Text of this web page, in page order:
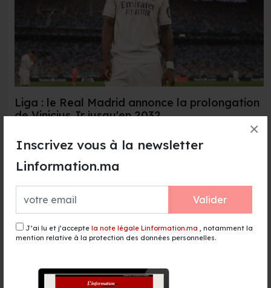
Inscrivez vous à la newsletter
Linformation.ma
Valider
J’ai lu et j’accepte la note légale Linformation.ma , notamment la
mention relative à la protection des données personnelles.
×
Liga : le Real Madrid annonce la prolongation
de Vinicius Jr jusqu'en 2032
Le Real Madrid a officialisé, jeudi, la prolongation de
contrat de l'attaquant international brésilien Vinicius...
Lire la suite →